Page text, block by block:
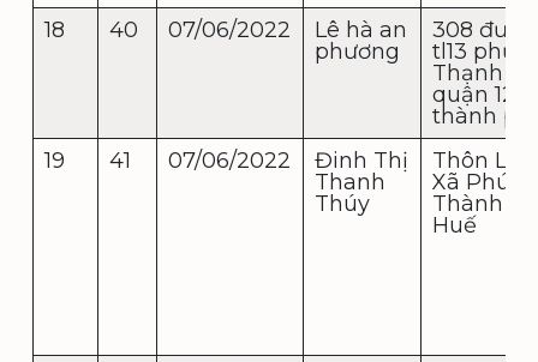
18
40 07/06/2022
Lê hà an
phương
308
tl13
Thạnh
quận 12
thành
19
41 07/06/2022
Đinh Thị
Thanh
Thúy
Thôn Lại
Xã Phú
Thành
Huế